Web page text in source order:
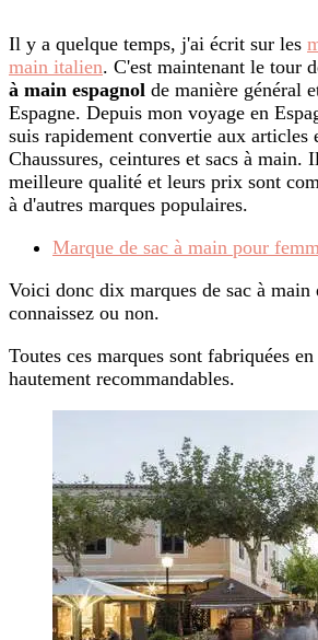
Il y a quelque temps, j'ai écrit sur les
main italien. C'est maintenant le tour
à main espagnol de manière général
Espagne. Depuis mon voyage en
suis rapidement convertie aux articles
Chaussures, ceintures et sacs à main.
meilleure qualité et leurs prix sont
à d'autres marques populaires.
Marque de sac à main pour
Voici donc dix marques de sac à main
connaissez ou non.
Toutes ces marques sont fabriquées
hautement recommandables.